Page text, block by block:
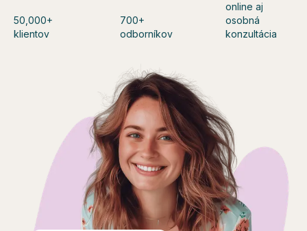
50,000+
klientov
700+
odborníkov
online aj
osobná
konzultácia